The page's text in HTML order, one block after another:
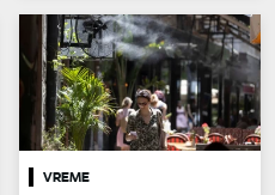
VREME